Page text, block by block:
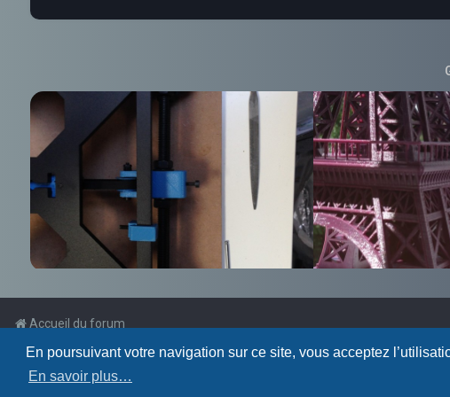
En poursuivant votre navigation sur ce site, vous acceptez
En savoir plus…
Accueil du forum
Powered by phpBB
Traduction française officielle